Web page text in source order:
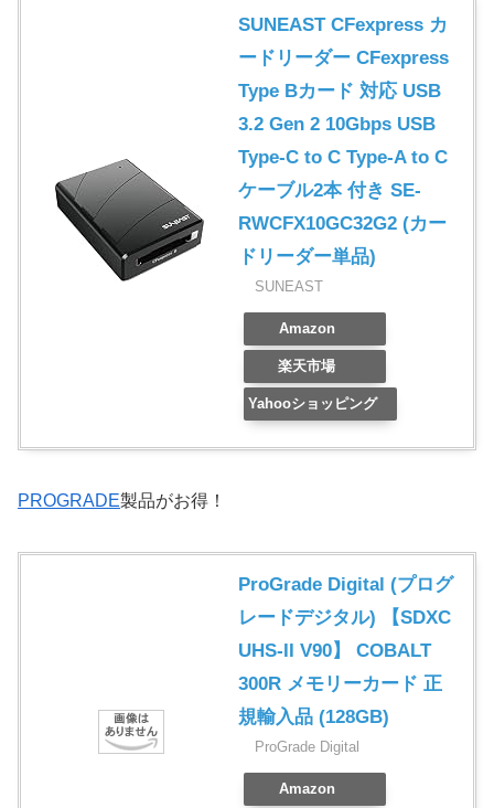
SUNEAST CFexpress カ
ードリーダー CFexpress
Type Bカード 対応 USB
3.2 Gen 2 10Gbps USB
Type-C to C Type-A to C
ケーブル2本 付き SE-
RWCFX10GC32G2 (カー
ドリーダー単品)
SUNEAST
Amazon
楽天市場
Yahooショッピング
PROGRADE製品がお得！
ProGrade Digital (プログ
レードデジタル) 【SDXC
UHS-II V90】 COBALT
300R メモリーカード 正
規輸入品 (128GB)
ProGrade Digital
Amazon